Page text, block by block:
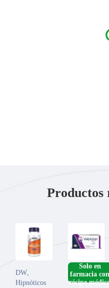
Productos
DW
Hipnóticos
­Solo en
farmacia con